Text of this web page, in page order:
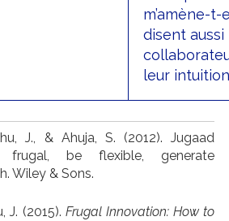
m’amène-t-
disent aussi
leur
J., & Ahuja, S. (2012). Jugaad
frugal, be flexible, generate
Wiley & Sons.
J. (2015). Frugal Innovation: How to